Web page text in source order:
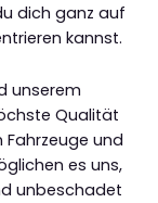
dich ganz auf
kannst.
unserem
Qualität
Fahrzeuge und
es uns,
unbeschadet